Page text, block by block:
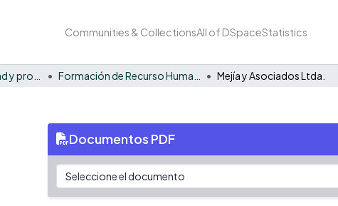
Communities & CollectionsAll of DSpaceStatistics
Mejía y Asociados Ltda.
Documentos PDF